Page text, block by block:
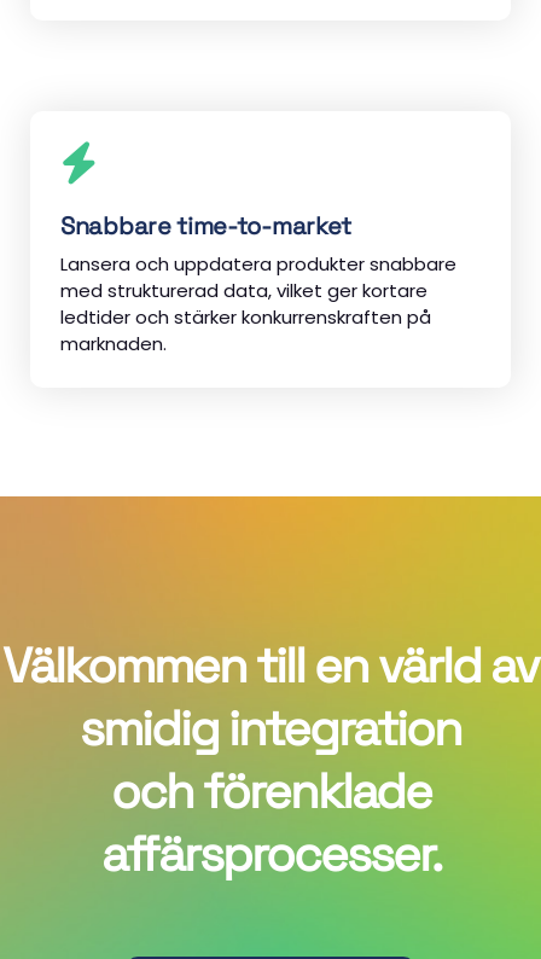
Snabbare time-to-market
Lansera och uppdatera produkter snabbare
med strukturerad data, vilket ger kortare
ledtider och stärker konkurrenskraften på
marknaden.
Välkommen till en värld av
smidig integration
och förenklade
affärsprocesser.